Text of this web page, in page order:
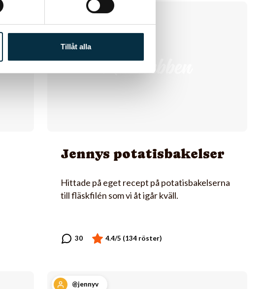
Tillåt alla
@jennyv
Jennys potatisbakelser
Hittade på eget recept på potatisbakelserna
till fläskfilén som vi åt igår kväll.
@jennyv